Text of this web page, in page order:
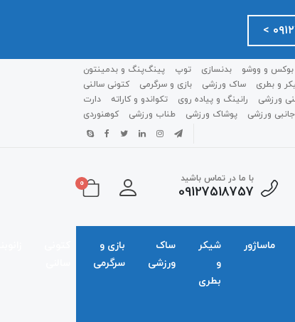
و ووشو بدنسازی توپ
پینگ‌پنگ و بدمينتون
و بطری ساک ورزشی بازی و سرگرمی
کتونی سالنی
ورزشی رانینگ و پیاده روی تکواندو و کاراته
دارت
جانبی ورزشی
پوشاک ورزشی طناب ورزشی کوهنوردی
با ما در تماس باشید
09127518757
0
ماساژور
شیکر
و
بطری
ساک
ورزشی
بازی و
سرگرمی